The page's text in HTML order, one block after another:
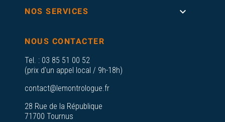
NOS SERVICES 
NOUS CONTACTER
Tel. : 03 85 51 00 52
(prix d'un appel local / 9h-18h)
contact@lemontrologue.fr
28 Rue de la République
71700 Tournus